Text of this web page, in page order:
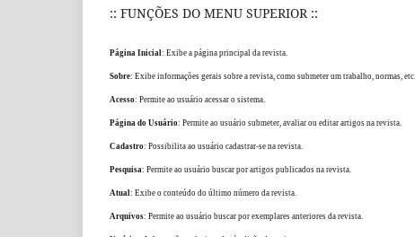
:: FUNÇÕES DO MENU SUPERIOR ::
Página Inicial : Exibe a página principal da revista.
Sobre: Exibe informações gerais sobre a revista, como submeter um trabalho, normas, etc.
Acesso: Permite ao usuário acessar o sistema.
Página do Usuário: Permite ao usuário submeter, avaliar ou editar artigos na revista.
Cadastro: Possibilita ao usuário cadastrar-se na revista.
Pesquisa: Permite ao usuário buscar por artigos publicados na revista.
Atual : Exibe o conteúdo do último número da revista.
Arquivos: Permite ao usuário buscar por exemplares anteriores da revista.